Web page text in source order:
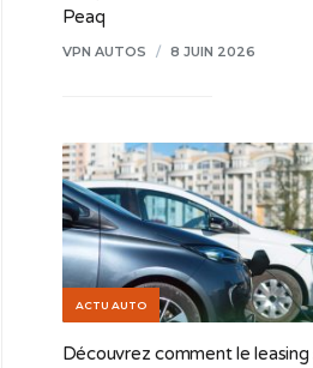
Peaq
VPN AUTOS / 8 JUIN 2026
ACTU AUTO
Découvrez comment le